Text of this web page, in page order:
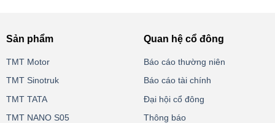
Sản phẩm
TMT Motor
TMT Sinotruk
TMT TATA
TMT NANO S05
Quan hệ cổ đông
Báo cáo thường niên
Báo cáo tài chính
Đại hội cổ đông
Thông báo